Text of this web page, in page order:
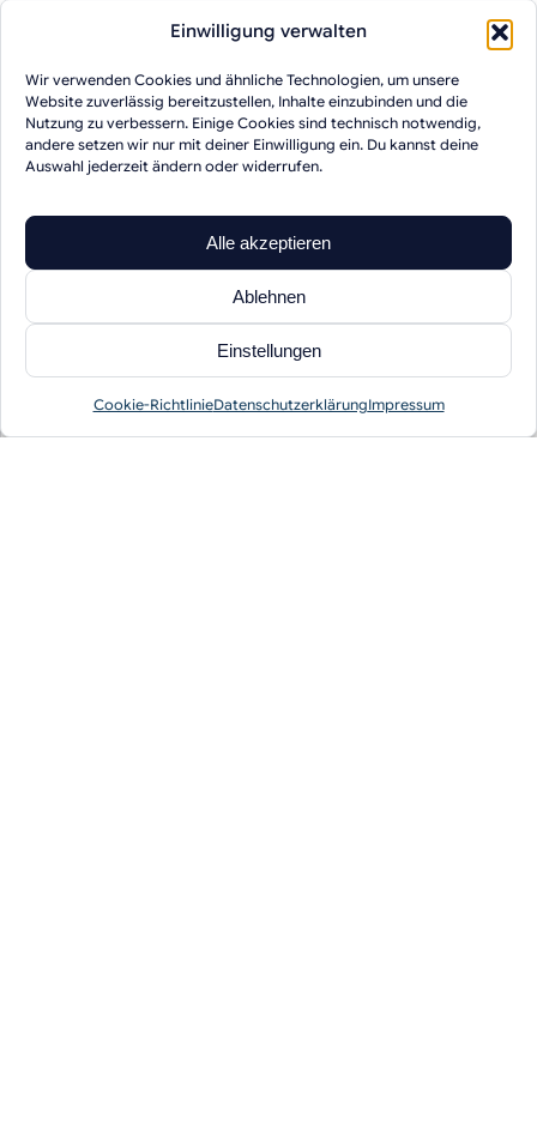
Einwilligung verwalten
Wir verwenden Cookies und ähnliche Technologien, um unsere
Website zuverlässig bereitzustellen, Inhalte einzubinden und die
Nutzung zu verbessern. Einige Cookies sind technisch notwendig,
andere setzen wir nur mit deiner Einwilligung ein. Du kannst deine
Auswahl jederzeit ändern oder widerrufen.
Alle akzeptieren
Ablehnen
Einstellungen
Cookie-RichtlinieDatenschutzerklärungImpressum
Jeder Abend hat
Raum für Inhalt und
Begegnung.